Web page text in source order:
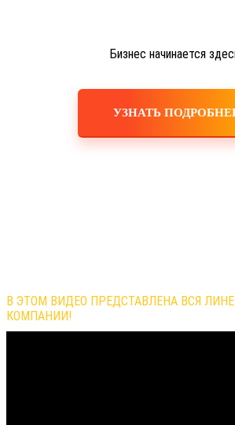
Бизнес начинается
УЗНАТЬ
В ЭТОМ ВИДЕО ПРЕДСТАВЛЕНА ВСЯ
КОМПАНИИ!